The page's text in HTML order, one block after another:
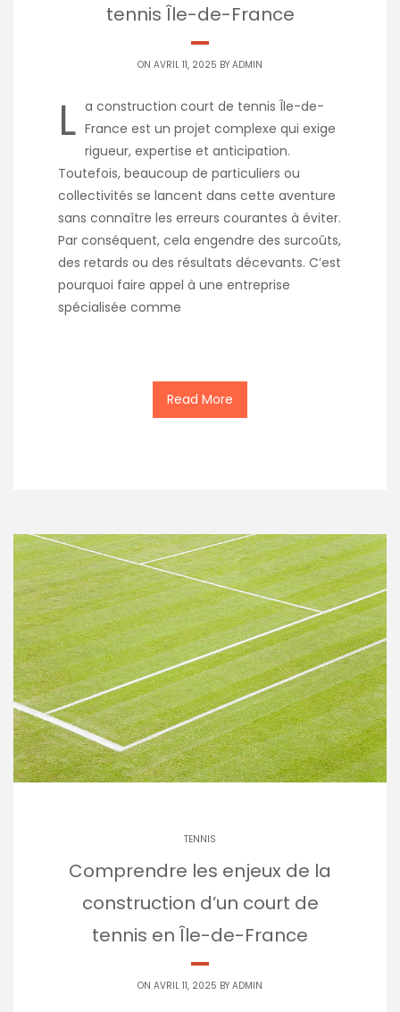
tennis Île-de-France
ON AVRIL 11, 2025 BY ADMIN
L a construction court de tennis Île-de-
France est un projet complexe qui exige
rigueur, expertise et anticipation.
Toutefois, beaucoup de particuliers ou
collectivités se lancent dans cette aventure
sans connaître les erreurs courantes à éviter.
Par conséquent, cela engendre des surcoûts,
des retards ou des résultats décevants. C’est
pourquoi faire appel à une entreprise
spécialisée comme
Read More
TENNIS
Comprendre les enjeux de la
construction d’un court de
tennis en Île-de-France
ON AVRIL 11, 2025 BY ADMIN